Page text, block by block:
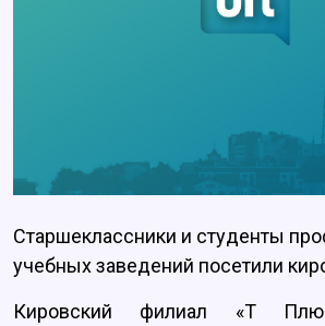
Старшеклассники и студенты
учебных заведений посетили
Кировский филиал «Т